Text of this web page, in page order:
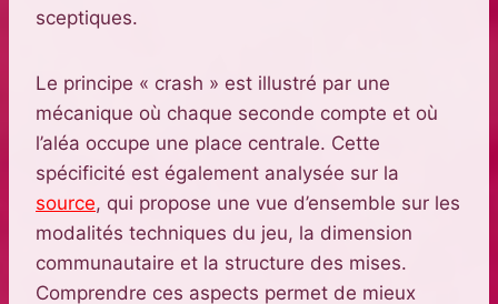
sceptiques.
Le principe « crash » est illustré par une
mécanique où chaque seconde compte et où
l’aléa occupe une place centrale. Cette
spécificité est également analysée sur la
source, qui propose une vue d’ensemble sur les
modalités techniques du jeu, la dimension
communautaire et la structure des mises.
Comprendre ces aspects permet de mieux